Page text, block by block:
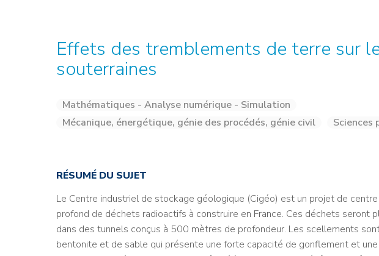
Effets des tremblements de terre sur
souterraines
Mathématiques - Analyse numérique - Simulation
Mécanique, énergétique, génie des procédés, génie civil
Sciences
RÉSUMÉ DU SUJET
Le Centre industriel de stockage géologique (Cigéo) est un projet de
profond de déchets radioactifs à construire en France. Ces déchets seront
dans des tunnels conçus à 500 mètres de profondeur. Les scellements
bentonite et de sable qui présente une forte capacité de gonflement et